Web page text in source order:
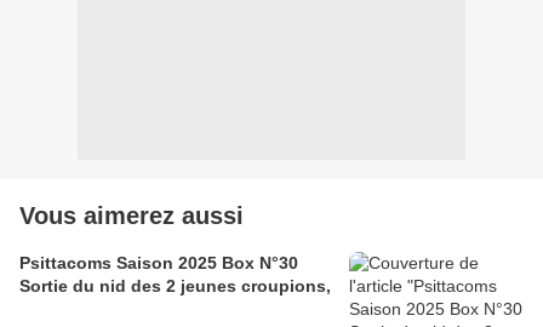
Vous aimerez aussi
Psittacoms Saison 2025 Box N°30
Sortie du nid des 2 jeunes croupions,